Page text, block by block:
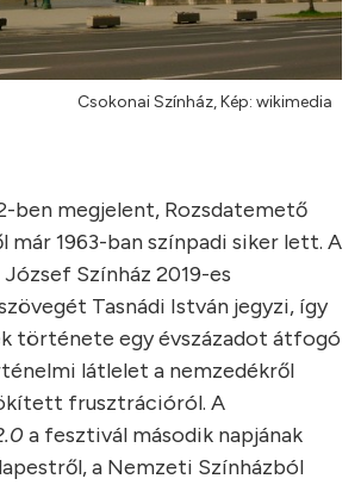
Csokonai Színház, Kép: wikimedia
ben megjelent, Rozsdatemető
már 1963-ban színpadi siker lett. A
Színház 2019-es
Tasnádi István jegyzi, így
története egy évszázadot átfogó
látlelet a nemzedékről
frusztrációról. A
a fesztivál második napjának
a Nemzeti Színházból